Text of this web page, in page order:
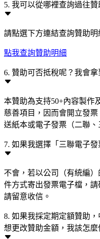
5. 我可以從哪裡查詢過往贊
請點選下方連結查詢贊助明
點我查詢贊助明細
6. 贊助可否抵稅呢？我會拿
本贊助為支持50+內容製作
慈善項目，因而會開立發
送紙本或電子發票（二聯、
7. 如果我選擇「三聯電子
不會，若以公司（有統編
件方式寄出發票電子檔，
請留意收信。
8. 如果我採定期定額贊助
想更改贊助金額，我該怎麼